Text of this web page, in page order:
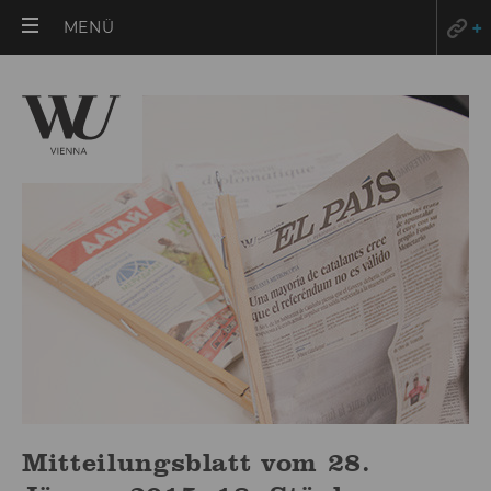
MENÜ
Mitteilungsblatt vom 28.